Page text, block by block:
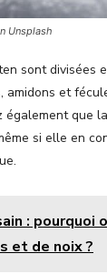
Unsplash
sont divisées
amidons et
que
si elle en
: pourquoi
et de noix ?